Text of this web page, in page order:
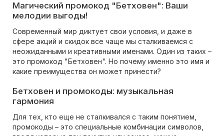
Магический промокод "Бетховен": Ваши
мелодии выгоды!
Современный мир диктует свои условия, и даже в
сфере акций и скидок все чаще мы сталкиваемся с
неожиданными и креативными именами. Один из таких –
это промокод "Бетховен". Но почему именно это имя и
какие преимущества он может принести?
Бетховен и промокоды: музыкальная
гармония
Для тех, кто еще не сталкивался с таким понятием,
промокоды – это специальные комбинации символов,